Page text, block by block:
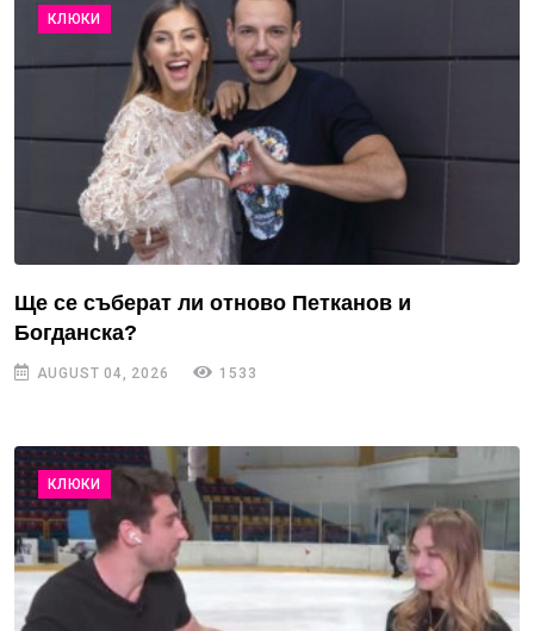
КЛЮКИ
Ще се съберат ли отново Петканов и
Богданска?
AUGUST 04, 2026 1533
КЛЮКИ